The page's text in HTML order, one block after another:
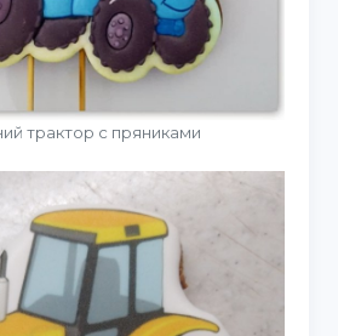
трактор с пряниками